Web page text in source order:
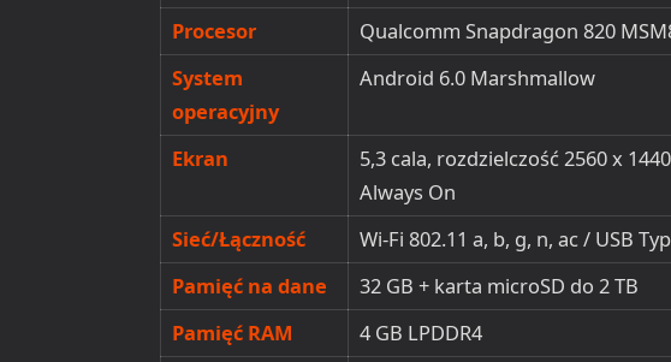
Procesor
Qualcomm Snapdragon 820
System
operacyjny
Android 6.0 Marshmallow
Ekran
5,3 cala, rozdzielczość 2560 x
Always On
Sieć/Łączność
Wi-Fi 802.11 a, b, g, n, ac / USB
Pamięć na dane
32 GB + karta microSD do 2 TB
Pamięć RAM
4 GB LPDDR4